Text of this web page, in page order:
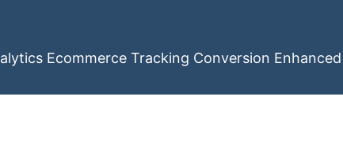
Ecommerce Tracking Conversion